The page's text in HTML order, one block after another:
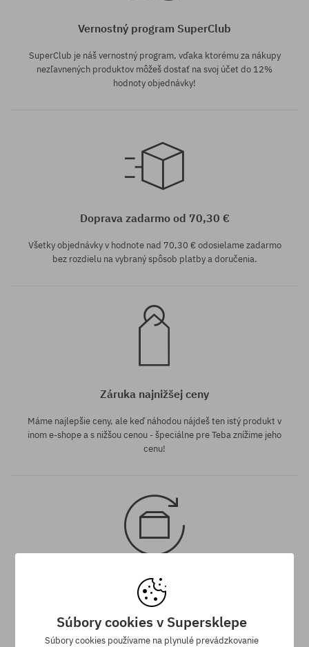
Dostupné veľkosti:
Vernostný program SuperClub
SuperClub je náš vernostný program, vďaka ktorému za nákupy
nezľavnených produktov môžeš dostať na svoj účet do 12%
hodnoty objednávky!
Doprava zadarmo od 70,30 €
Všetky objednávky v hodnote nad 70,30 € odosielame zadarmo
bez rozdielu na vybraný spôsob platby a doručenia.
Záruka najnižšej ceny
Máme najlepšie ceny, ale keď náhodou nájdeš ten istý produkt v
inom e-shope a s nižšou cenou - špeciálne pre Teba znížime jeho
cenu!
30 dní na vrátenie tovaru
Na vrátenie produktu máš 30 dní od dňa obdržania zásielky.
Súbory cookies v Supersklepe
Súbory cookies používame na plynulé prevádzkovanie